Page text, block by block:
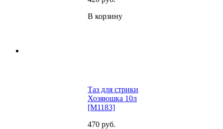
В корзину
Таз для стрики
Хозяюшка 10л
[M1183]
470 руб.